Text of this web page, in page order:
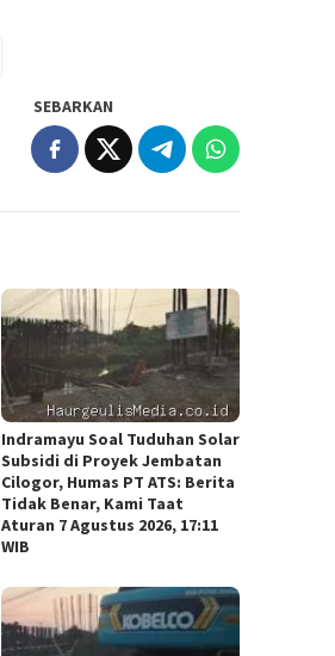
SEBARKAN
Indramayu Soal Tuduhan Solar
Subsidi di Proyek Jembatan
Cilogor, Humas PT ATS: Berita
Tidak Benar, Kami Taat
Aturan 7 Agustus 2026, 17:11
WIB